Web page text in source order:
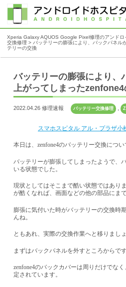
Xperia Galaxy AQUOS Google Pixel修理のアンドロ
交換修理 > バッテリーの膨張により、バックパネ
テリーの交換
バッテリーの膨張により、
上がってしまった
2022.04.26 修理速報 バッテリー交換修理 ,
スマホスピタル アル・プラザ小
本日は、zenfone4のバッテリー交換につい
バッテリーが膨張してしまったようで、
いる状態でした。
現状としてはそこまで酷い状態ではあり
が酷くなれば、画面などの他の部品にま
膨張に気付いた時がバッテリーの交換時
んね。
ともあれ、実際の交換作業へと移りましょ
まずはバックパネルを外すところからです
zenfone4のバックカバーは周りだけでな
定されています。